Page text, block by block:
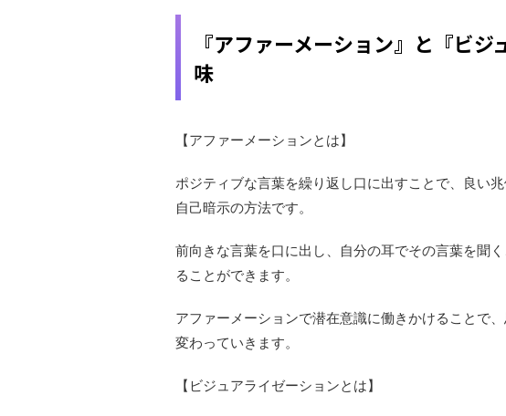
『アファーメーション』と『ビ
味
【アファーメーションとは】
ポジティブな言葉を繰り返し口に出すことで、良い
自己暗示の方法です。
前向きな言葉を口に出し、自分の耳でその言葉を聞
ることができます。
アファーメーションで潜在意識に働きかけることで
変わっていきます。
【ビジュアライゼーションとは】